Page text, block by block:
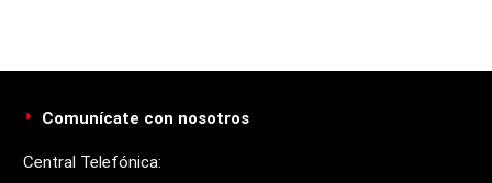
Comunícate con nosotros
Central Telefónica: